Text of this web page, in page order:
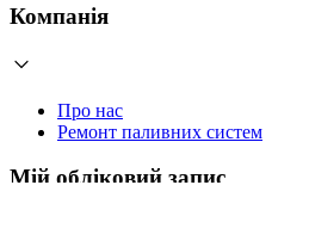
Компанія
Про нас
Ремонт паливних систем
Мій обліковий запис